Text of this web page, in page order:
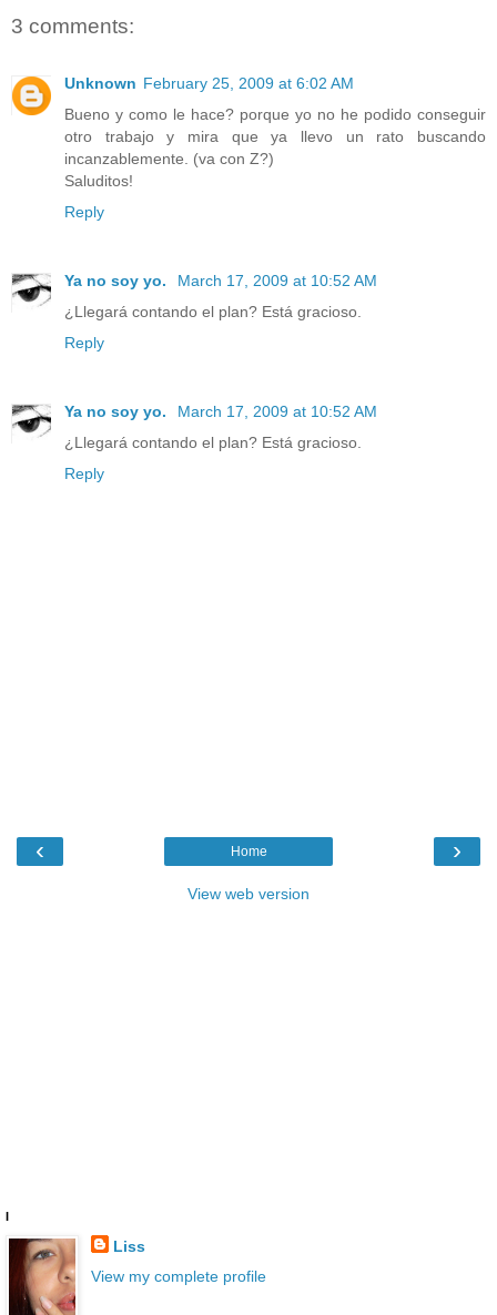
3 comments:
Unknown February 25, 2009 at 6:02 AM
Bueno y como le hace? porque yo no he podido conseguir
otro trabajo y mira que ya llevo un rato buscando
incanzablemente. (va con Z?)
Saluditos!
Reply
Ya no soy yo.
March 17, 2009 at 10:52 AM
¿Llegará contando el plan? Está gracioso.
Reply
Ya no soy yo.
March 17, 2009 at 10:52 AM
¿Llegará contando el plan? Está gracioso.
Reply
‹ ›
Home
View web version
I
Liss
View my complete profile